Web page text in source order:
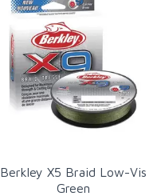
Berkley X5 Braid Low-Vis
Green